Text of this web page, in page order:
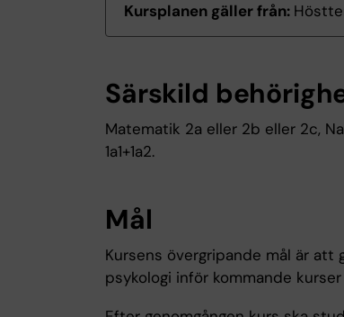
Kursplanen gäller från:
Särskild
Matematik 2a eller 2b eller 2c,
1a1+1a2.
Mål
Kursens övergripande mål är att
psykologi inför kommande